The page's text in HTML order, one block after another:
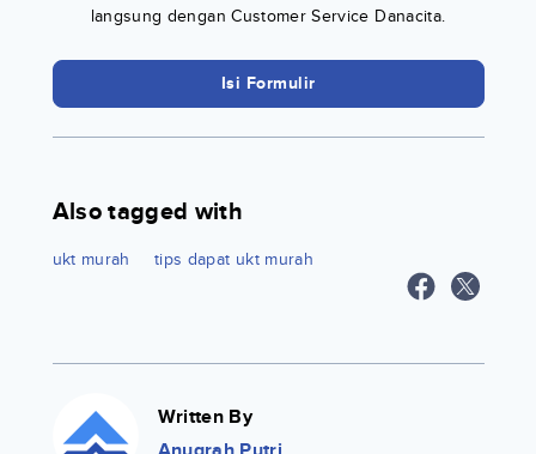
langsung dengan Customer Service Danacita.
Isi Formulir
Also tagged with
ukt murah tips dapat ukt murah
Written By